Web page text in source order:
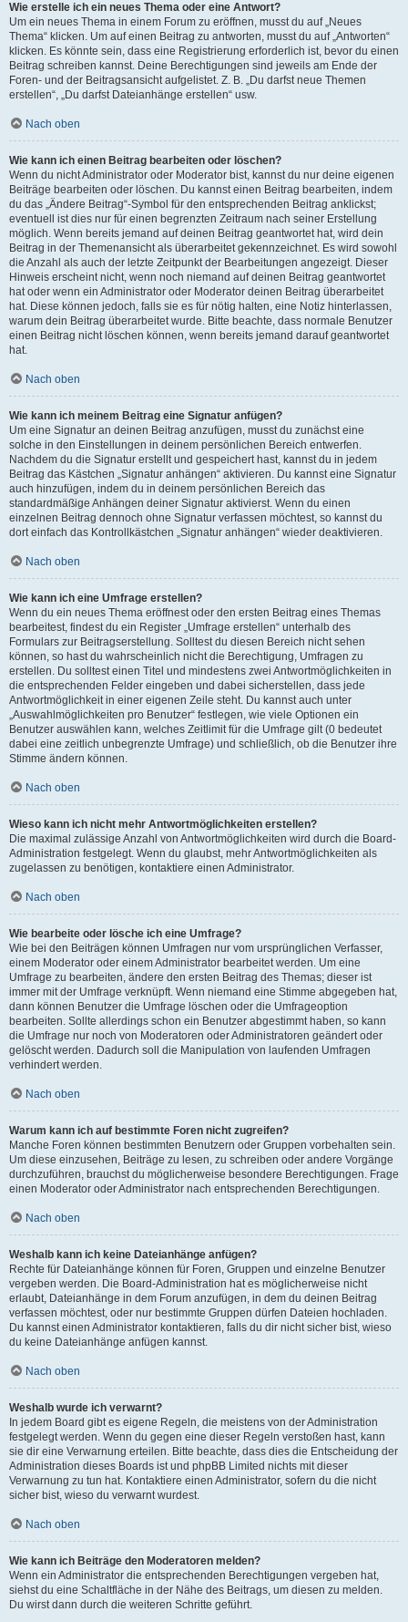
Wie erstelle ich ein neues Thema oder eine Antwort?
Um ein neues Thema in einem Forum zu eröffnen, musst du auf „Neues
Thema“ klicken. Um auf einen Beitrag zu antworten, musst du auf „Antworten“
klicken. Es könnte sein, dass eine Registrierung erforderlich ist, bevor du einen
Beitrag schreiben kannst. Deine Berechtigungen sind jeweils am Ende der
Foren- und der Beitragsansicht aufgelistet. Z. B. „Du darfst neue Themen
erstellen“, „Du darfst Dateianhänge erstellen“ usw.
Nach oben
Wie kann ich einen Beitrag bearbeiten oder löschen?
Wenn du nicht Administrator oder Moderator bist, kannst du nur deine eigenen
Beiträge bearbeiten oder löschen. Du kannst einen Beitrag bearbeiten, indem
du das „Ändere Beitrag“-Symbol für den entsprechenden Beitrag anklickst;
eventuell ist dies nur für einen begrenzten Zeitraum nach seiner Erstellung
möglich. Wenn bereits jemand auf deinen Beitrag geantwortet hat, wird dein
Beitrag in der Themenansicht als überarbeitet gekennzeichnet. Es wird sowohl
die Anzahl als auch der letzte Zeitpunkt der Bearbeitungen angezeigt. Dieser
Hinweis erscheint nicht, wenn noch niemand auf deinen Beitrag geantwortet
hat oder wenn ein Administrator oder Moderator deinen Beitrag überarbeitet
hat. Diese können jedoch, falls sie es für nötig halten, eine Notiz hinterlassen,
warum dein Beitrag überarbeitet wurde. Bitte beachte, dass normale Benutzer
einen Beitrag nicht löschen können, wenn bereits jemand darauf geantwortet
hat.
Nach oben
Wie kann ich meinem Beitrag eine Signatur anfügen?
Um eine Signatur an deinen Beitrag anzufügen, musst du zunächst eine
solche in den Einstellungen in deinem persönlichen Bereich entwerfen.
Nachdem du die Signatur erstellt und gespeichert hast, kannst du in jedem
Beitrag das Kästchen „Signatur anhängen“ aktivieren. Du kannst eine Signatur
auch hinzufügen, indem du in deinem persönlichen Bereich das
standardmäßige Anhängen deiner Signatur aktivierst. Wenn du einen
einzelnen Beitrag dennoch ohne Signatur verfassen möchtest, so kannst du
dort einfach das Kontrollkästchen „Signatur anhängen“ wieder deaktivieren.
Nach oben
Wie kann ich eine Umfrage erstellen?
Wenn du ein neues Thema eröffnest oder den ersten Beitrag eines Themas
bearbeitest, findest du ein Register „Umfrage erstellen“ unterhalb des
Formulars zur Beitragserstellung. Solltest du diesen Bereich nicht sehen
können, so hast du wahrscheinlich nicht die Berechtigung, Umfragen zu
erstellen. Du solltest einen Titel und mindestens zwei Antwortmöglichkeiten in
die entsprechenden Felder eingeben und dabei sicherstellen, dass jede
Antwortmöglichkeit in einer eigenen Zeile steht. Du kannst auch unter
„Auswahlmöglichkeiten pro Benutzer“ festlegen, wie viele Optionen ein
Benutzer auswählen kann, welches Zeitlimit für die Umfrage gilt (0 bedeutet
dabei eine zeitlich unbegrenzte Umfrage) und schließlich, ob die Benutzer ihre
Stimme ändern können.
Nach oben
Wieso kann ich nicht mehr Antwortmöglichkeiten erstellen?
Die maximal zulässige Anzahl von Antwortmöglichkeiten wird durch die Board-
Administration festgelegt. Wenn du glaubst, mehr Antwortmöglichkeiten als
zugelassen zu benötigen, kontaktiere einen Administrator.
Nach oben
Wie bearbeite oder lösche ich eine Umfrage?
Wie bei den Beiträgen können Umfragen nur vom ursprünglichen Verfasser,
einem Moderator oder einem Administrator bearbeitet werden. Um eine
Umfrage zu bearbeiten, ändere den ersten Beitrag des Themas; dieser ist
immer mit der Umfrage verknüpft. Wenn niemand eine Stimme abgegeben hat,
dann können Benutzer die Umfrage löschen oder die Umfrageoption
bearbeiten. Sollte allerdings schon ein Benutzer abgestimmt haben, so kann
die Umfrage nur noch von Moderatoren oder Administratoren geändert oder
gelöscht werden. Dadurch soll die Manipulation von laufenden Umfragen
verhindert werden.
Nach oben
Warum kann ich auf bestimmte Foren nicht zugreifen?
Manche Foren können bestimmten Benutzern oder Gruppen vorbehalten sein.
Um diese einzusehen, Beiträge zu lesen, zu schreiben oder andere Vorgänge
durchzuführen, brauchst du möglicherweise besondere Berechtigungen. Frage
einen Moderator oder Administrator nach entsprechenden Berechtigungen.
Nach oben
Weshalb kann ich keine Dateianhänge anfügen?
Rechte für Dateianhänge können für Foren, Gruppen und einzelne Benutzer
vergeben werden. Die Board-Administration hat es möglicherweise nicht
erlaubt, Dateianhänge in dem Forum anzufügen, in dem du deinen Beitrag
verfassen möchtest, oder nur bestimmte Gruppen dürfen Dateien hochladen.
Du kannst einen Administrator kontaktieren, falls du dir nicht sicher bist, wieso
du keine Dateianhänge anfügen kannst.
Nach oben
Weshalb wurde ich verwarnt?
In jedem Board gibt es eigene Regeln, die meistens von der Administration
festgelegt werden. Wenn du gegen eine dieser Regeln verstoßen hast, kann
sie dir eine Verwarnung erteilen. Bitte beachte, dass dies die Entscheidung der
Administration dieses Boards ist und phpBB Limited nichts mit dieser
Verwarnung zu tun hat. Kontaktiere einen Administrator, sofern du die nicht
sicher bist, wieso du verwarnt wurdest.
Nach oben
Wie kann ich Beiträge den Moderatoren melden?
Wenn ein Administrator die entsprechenden Berechtigungen vergeben hat,
siehst du eine Schaltfläche in der Nähe des Beitrags, um diesen zu melden.
Du wirst dann durch die weiteren Schritte geführt.